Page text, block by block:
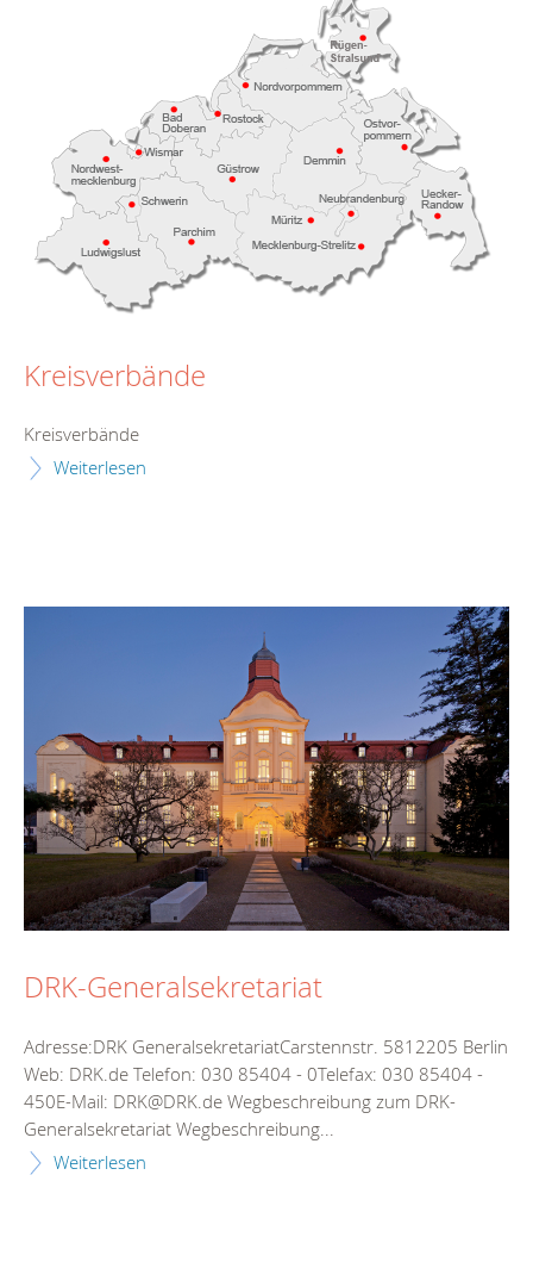
Kreisverbände
Kreisverbände
Weiterlesen
DRK-Generalsekretariat
Adresse:DRK GeneralsekretariatCarstennstr. 5812205 Berlin
Web: DRK.de Telefon: 030 85404 - 0Telefax: 030 85404 -
450E-Mail: DRK@DRK.de Wegbeschreibung zum DRK-
Generalsekretariat Wegbeschreibung...
Weiterlesen